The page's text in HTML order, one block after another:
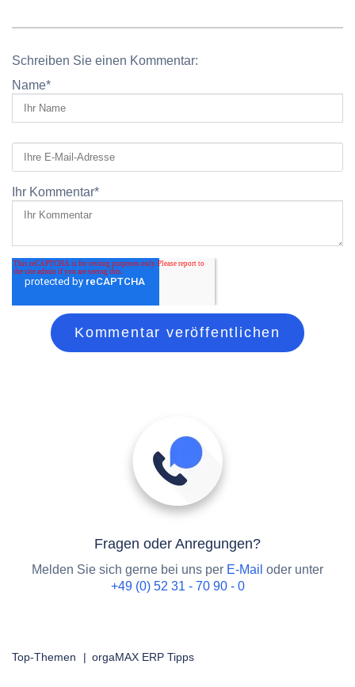
Schreiben Sie einen Kommentar:
Name*
Ihr Kommentar*
Fragen oder Anregungen?
Melden Sie sich gerne bei uns per E-Mail oder unter
+49 (0) 52 31 - 70 90 - 0
Top-Themen | orgaMAX ERP Tipps